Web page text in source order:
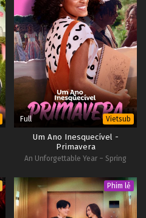
Full Vietsub
Um Ano Inesquecível -
Primavera
An Unforgettable Year – Spring
Phim lẻ